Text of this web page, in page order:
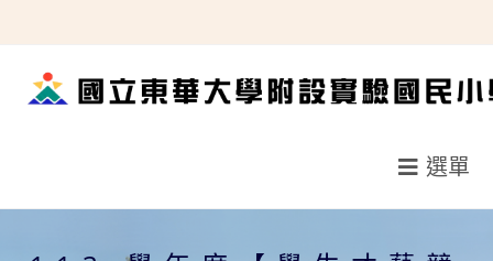
轉
選單